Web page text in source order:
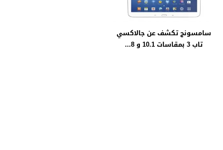
سامسونج تكشف عن جالاكسي
تاب 3 بمقاسات 10.1 و 8...